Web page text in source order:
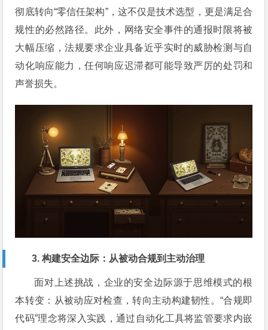
彻底转向“零信任架构”，这不仅是技术选型，更是满足合
规性的必然路径。此外，网络安全事件的通报时限将被
大幅压缩，法规要求企业具备近乎实时的威胁检测与自
动化响应能力，任何响应迟滞都可能导致严厉的处罚和
声誉损失。
3. 构建安全边际：从被动合规到主动治理
面对上述挑战，企业的安全边际源于思维模式的根
本转变：从被动应对检查，转向主动构建韧性。“合规即
代码”理念将深入实践，通过自动化工具将监管要求内嵌